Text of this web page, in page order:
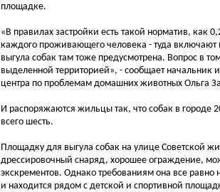
площадке.
«В правилах застройки есть такой норматив, как
каждого проживающего человека - туда
выгула собак там тоже предусмотрена. Вопрос в
выделенной территорией», - сообщает
центра по проблемам домашних животных Ольга
И распоряжаются жильцы так, что собак в городе
всего шесть.
Площадку для выгула собак на улице Советской
дрессировочный снаряд, хорошее ограждение,
экскрементов. Однако требованиям она все равно
и находится рядом с детской и спортивной